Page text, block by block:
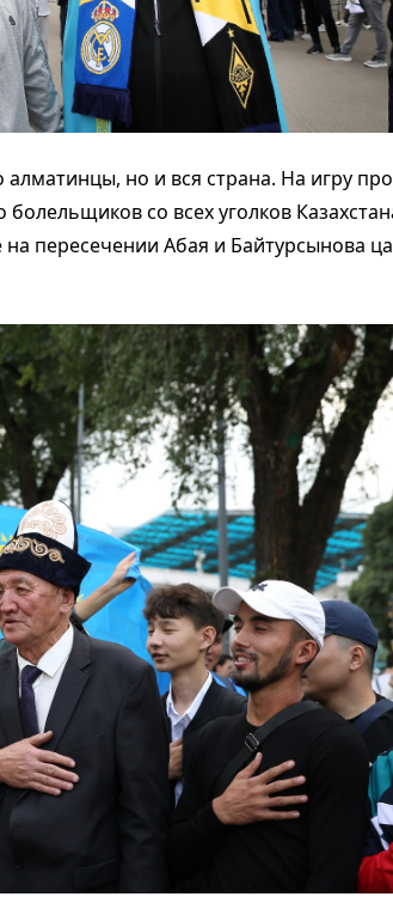
но и вся страна. На игру
со всех уголков
пересечении Абая и Байтурсынова